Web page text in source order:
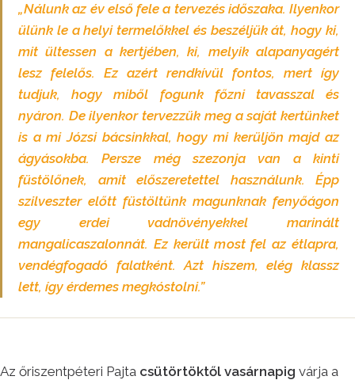
„Nálunk az év első fele a tervezés időszaka. Ilyenkor
ülünk le a helyi termelőkkel és beszéljük át, hogy ki,
mit ültessen a kertjében, ki, melyik alapanyagért
lesz felelős. Ez azért rendkívül fontos, mert így
tudjuk, hogy miből fogunk főzni tavasszal és
nyáron. De ilyenkor tervezzük meg a saját kertünket
is a mi Józsi bácsinkkal, hogy mi kerüljön majd az
ágyásokba. Persze még szezonja van a kinti
füstölőnek, amit előszeretettel használunk. Épp
szilveszter előtt füstöltünk magunknak fenyőágon
egy erdei vadnövényekkel marinált
mangalicaszalonnát. Ez került most fel az étlapra,
vendégfogadó falatként. Azt hiszem, elég klassz
lett, így érdemes megkóstolni.”
Az őriszentpéteri Pajta csütörtöktől vasárnapig várja a